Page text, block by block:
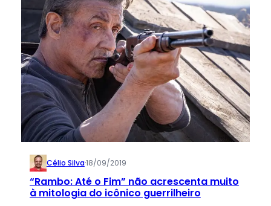
Célio Silva·18/09/2019
“Rambo: Até o Fim” não acrescenta muito
à mitologia do icônico guerrilheiro